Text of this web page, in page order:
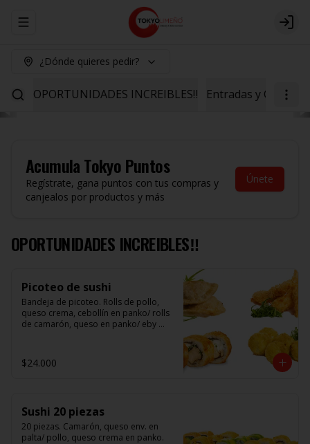
Abrir menu de navegación Login
¿Dónde quieres pedir?
OPORTUNIDADES INCREIBLES‼️ Entradas y
AcumulaTokyo Puntos
Regístrate, gana puntos con tus compras y
canjealos por productos y más
Únete
OPORTUNIDADES INCREIBLES‼️
Picoteo de sushi
Bandeja de picoteo. Rolls de pollo,
queso crema, cebollín en panko/ rolls
de camarón, queso en panko/ eby
crema)/ gyosas mixtas.
$24.000
Sushi 20 piezas
20 piezas. Camarón, queso env. en
palta/ pollo, queso crema en panko.